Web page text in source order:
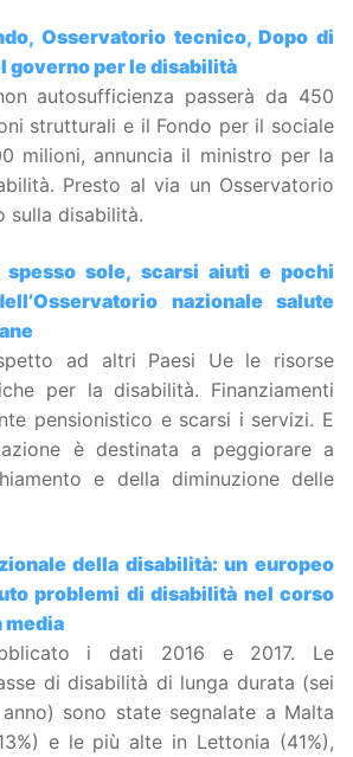
Osservatorio tecnico, Dopo di
governo per le disabilità
autosufficienza passerà da 450
strutturali e il Fondo per il sociale
milioni, annuncia il ministro per la
Presto al via un Osservatorio
sulla disabilità.
spesso sole, scarsi aiuti e pochi
nazionale salute
ad altri Paesi Ue le risorse
per la disabilità. Finanziamenti
pensionistico e scarsi i servizi. E
è destinata a peggiorare a
e della diminuzione delle
della disabilità: un europeo
problemi di disabilità nel corso
media
i dati 2016 e 2017. Le
di disabilità di lunga durata (sei
sono state segnalate a Malta
e le più alte in Lettonia (41%),